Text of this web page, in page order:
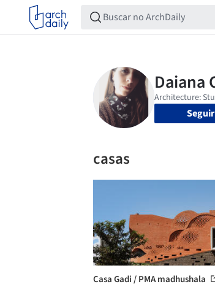
Seguir
casas
Casa Gadi / PMA madhushala